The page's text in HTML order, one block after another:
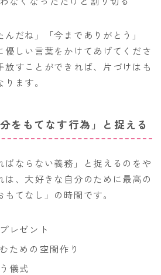
んだね」「今までありがとう」
優しい言葉をかけてあげてくださ
放すことができれば、片づけはも
ます。
をもてなす行為」と捉える
ばならない義務」と捉えるのをや
は、大好きな自分のために最高の
てなし」の時間です。
レゼント
ための空間作り
儀式